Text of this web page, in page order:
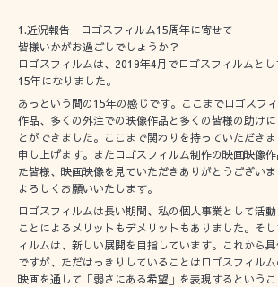
1.近況報告 ロゴスフィルム15周年に寄せて
皆様いかがお過ごしでしょうか？
ロゴスフィルムは、2019年4月でロゴスフィルムと
15年になりました。
あっという間の15年の感じです。ここまでロゴスフ
作品、多くの外注での映像作品と多くの皆様の助け
とができました。ここまで関わりを持っていただき
申し上げます。またロゴスフィルム制作の映画映像
た皆様、映画映像を見ていただきありがとうござい
よろしくお願いいたします。
ロゴスフィルムは長い期間、私の個人事業として活
ことによるメリットもデメリットもありました。そ
ィルムは、新しい展開を目指しています。これから
ですが、ただはっきりしていることはロゴスフィルム
映画を通して「弱さにある希望」を表現するという